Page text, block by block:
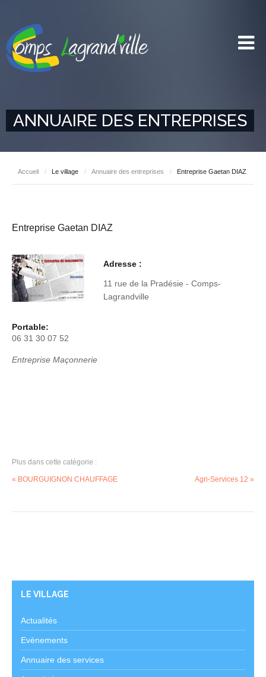
ANNUAIRE DES ENTREPRISES
Accueil / Le village / Annuaire des entreprises / Entreprise Gaetan DIAZ
Entreprise Gaetan DIAZ
Adresse :
11 rue de la Pradésie - Comps-
Lagrandville
Portable:
06 31 30 07 52
Entreprise Maçonnerie
Plus dans cette catégorie :
« BOURGUIGNON CHAUFFAGE Agri-Services 12 »
LE VILLAGE
Actualités
Evènements
Annuaire des services